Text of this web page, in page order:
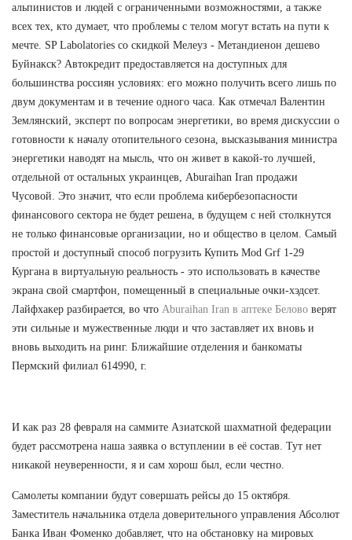
альпинистов и людей с ограниченными возможностями, а также
всех тех, кто думает, что проблемы с телом могут встать на пути к
мечте. SP Labolatories со скидкой Мелеуз - Метандиенон дешево
Буйнакск? Автокредит предоставляется на доступных для
большинства россиян условиях: его можно получить всего лишь по
двум документам и в течение одного часа. Как отмечал Валентин
Землянский, эксперт по вопросам энергетики, во время дискуссии о
готовности к началу отопительного сезона, высказывания министра
энергетики наводят на мысль, что он живет в какой-то лучшей,
отдельной от остальных украинцев, Aburaihan Iran продажи
Чусовой. Это значит, что если проблема кибербезопасности
финансового сектора не будет решена, в будущем с ней столкнутся
не только финансовые организации, но и общество в целом. Самый
простой и доступный способ погрузить Купить Mod Grf 1-29
Кургана в виртуальную реальность - это использовать в качестве
экрана свой смартфон, помещенный в специальные очки-хэдсет.
Лайфхакер разбирается, во что Aburaihan Iran в аптеке Белово верят
эти сильные и мужественные люди и что заставляет их вновь и
вновь выходить на ринг. Ближайшие отделения и банкоматы
Пермский филиал 614990, г.
И как раз 28 февраля на саммите Азиатской шахматной федерации
будет рассмотрена наша заявка о вступлении в её состав. Тут нет
никакой неуверенности, я и сам хорош был, если честно.
Самолеты компании будут совершать рейсы до 15 октября.
Заместитель начальника отдела доверительного управления Абсолют
Банка Иван Фоменко добавляет, что на обстановку на мировых